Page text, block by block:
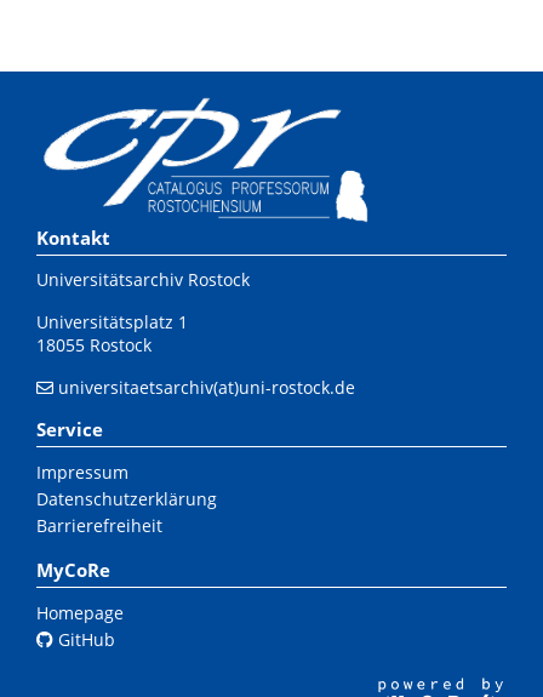
Kontakt
Universitätsarchiv Rostock
Universitätsplatz 1
18055 Rostock
universitaetsarchiv(at)uni-rostock.de
Service
Impressum
Datenschutzerklärung
Barrierefreiheit
MyCoRe
Homepage
GitHub